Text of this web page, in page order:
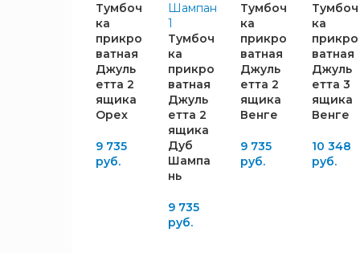
Тумбоч
ка
прикро
ватная
Джуль
етта 2
ящика
Орех
9 735
руб.
Тумбоч
ка
прикро
ватная
Джуль
етта 2
ящика
Дуб
Шампа
нь
9 735
руб.
Тумбоч
ка
прикро
ватная
Джуль
етта 2
ящика
Венге
9 735
руб.
Тумбоч
ка
прикро
ватная
Джуль
етта 3
ящика
Венге
10 348
руб.